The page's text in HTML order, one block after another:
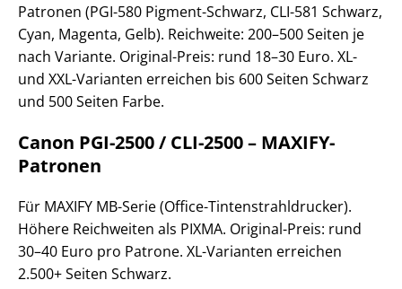
Patronen (PGI-580 Pigment-Schwarz, CLI-581 Schwarz,
Cyan, Magenta, Gelb). Reichweite: 200–500 Seiten je
nach Variante. Original-Preis: rund 18–30 Euro. XL-
und XXL-Varianten erreichen bis 600 Seiten Schwarz
und 500 Seiten Farbe.
Canon PGI-2500 / CLI-2500 – MAXIFY-
Patronen
Für MAXIFY MB-Serie (Office-Tintenstrahldrucker).
Höhere Reichweiten als PIXMA. Original-Preis: rund
30–40 Euro pro Patrone. XL-Varianten erreichen
2.500+ Seiten Schwarz.